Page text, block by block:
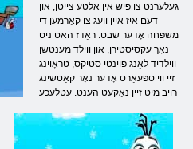
געלערנט צו פיש אין אלטע צייטן, און
דעם איז איין וועג צו קאָרמען די
משפּחה אָדער שבט. ראַדז האט ניט
נאָך עקסיסטירן, און ווילד מענטשן
ווילדיד לאַנג פּוינטי סטיקס, טראָוינג
זיי ווי ספּעאַרס אָדער נאָר קאַטשינג
רויב מיט זיין נאַקעט הענט. עטלעכע